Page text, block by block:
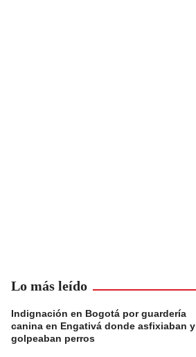
Lo más leído
Indignación en Bogotá por guardería
canina en Engativá donde asfixiaban y
golpeaban perros